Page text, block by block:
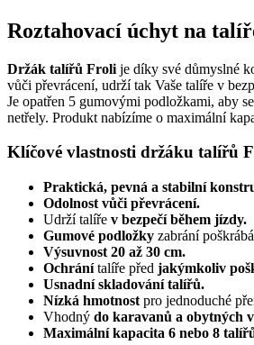
Roztahovací úchyt na
Držák talířů Froli je díky své důmyslné
vůči převrácení, udrží tak Vaše talíře v
Je opatřen 5 gumovými podložkami, aby
netřely. Produkt nabízíme o maximální
Klíčové vlastnosti držáku talířů
Praktická, pevná a stabilní
Odolnost vůči převrácení.
Udrží talíře v bezpečí během jízdy.
Gumové podložky zabrání
Výsuvnost 20 až 30 cm.
Ochránítalíře před jakýmkoliv
Usnadní skladování talířů.
Nízká hmotnost pro jednoduché
Vhodný do karavanů a obytných
Maximální kapacita 6 nebo 8